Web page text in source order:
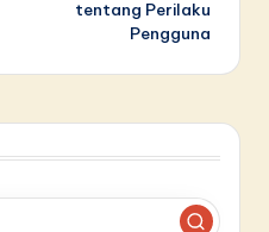
tentang Perilaku
Pengguna